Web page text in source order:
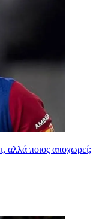
αλλά ποιος αποχωρεί;